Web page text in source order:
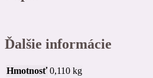
Ďalšie informácie
Hmotnosť 0,110 kg